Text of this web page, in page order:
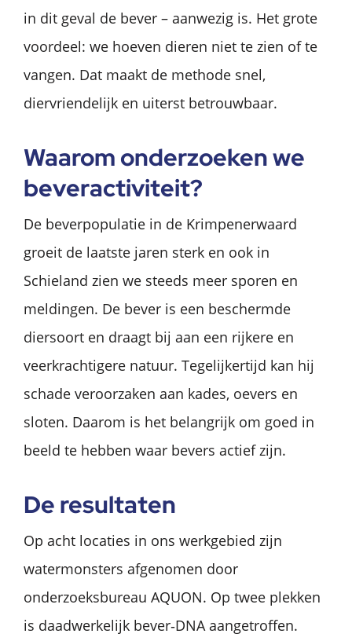
in dit geval de bever – aanwezig is. Het grote
voordeel: we hoeven dieren niet te zien of te
vangen. Dat maakt de methode snel,
diervriendelijk en uiterst betrouwbaar.
Waarom onderzoeken we
beveractiviteit?
De beverpopulatie in de Krimpenerwaard
groeit de laatste jaren sterk en ook in
Schieland zien we steeds meer sporen en
meldingen. De bever is een beschermde
diersoort en draagt bij aan een rijkere en
veerkrachtigere natuur. Tegelijkertijd kan hij
schade veroorzaken aan kades, oevers en
sloten. Daarom is het belangrijk om goed in
beeld te hebben waar bevers actief zijn.
De resultaten
Op acht locaties in ons werkgebied zijn
watermonsters afgenomen door
onderzoeksbureau AQUON. Op twee plekken
is daadwerkelijk bever‑DNA aangetroffen.